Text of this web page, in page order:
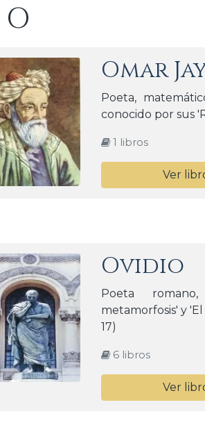
Omar
Poeta,
conocido por sus
1 libros
Ver
Ovidio
Poeta
metamorfosis' y
17)
6 libros
Ver